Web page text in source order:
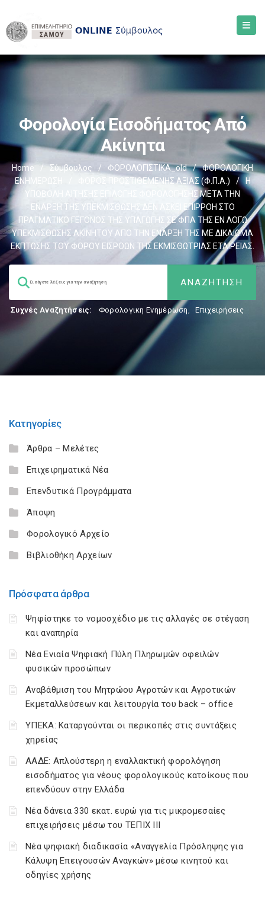
Φορολογία Εισοδήματος Από
Ακίνητα
Home / Σύμβουλος / ΦΟΡΟΛΟΓΙΣΤΙΚΑ_old /
ΦΟΡΟΛΟΓΙΚΗ
ΕΝΗΜΕΡΩΣΗ
ΦΟΡΟΣ ΠΡΟΣΤΙΘΕΜΕΝΗΣ ΑΞΙΑΣ (Φ.Π.Α.) /
Η
ΥΠΟΒΟΛΗ ΑΙΤΗΣΗΣ ΕΠΙΛΟΓΗΣ ΦΟΡΟΛΟΓΗΣΗΣ ΜΕΤΑ ΤΗΝ
ΕΝΑΡΞΗ ΤΗΣ ΥΠΕΚΜΙΣΘΩΣΗΣ ΔΕΝ ΑΣΚΕΙ ΕΠΙΡΡΟΗ ΣΤΟ
ΠΡΑΓΜΑΤΙΚΟ ΓΕΓΟΝΟΣ ΤΗΣ ΥΠΑΓΩΓΗΣ ΣΕ ΦΠΑ ΤΗΣ ΕΝ ΛΟΓΩ
ΥΠΕΚΜΙΣΘΩΣΗΣ ΑΚΙΝΗΤΟΥ ΑΠΟ ΤΗΝ ΕΝΑΡΞΗ ΤΗΣ ΜΕ ΔΙΚΑΙΩΜΑ
ΕΚΠΤΩΣΗΣ ΤΟΥ ΦΟΡΟΥ ΕΙΣΡΟΩΝ ΤΗΣ ΕΚΜΙΣΘΩΤΡΙΑΣ ΕΤΑΙΡΕΙΑΣ.
Συχνές Αναζητήσεις: Φορολογικη Ενημέρωση, Επιχειρήσεις
Κατηγορίες
Άρθρα – Μελέτες
Επιχειρηματικά Νέα
Επενδυτικά Προγράμματα
Άποψη
Φορολογικό Αρχείο
Βιβλιοθήκη Αρχείων
Πρόσφατα άρθρα
Ψηφίστηκε το νομοσχέδιο με τις αλλαγές σε στέγαση
και αναπηρία
Νέα Ενιαία Ψηφιακή Πύλη Πληρωμών οφειλών
φυσικών προσώπων
Αναβάθμιση του Μητρώου Αγροτών και Αγροτικών
Εκμεταλλεύσεων και λειτουργία του back – office
ΥΠΕΚΑ: Καταργούνται οι περικοπές στις συντάξεις
χηρείας
ΑΑΔΕ: Απλούστερη η εναλλακτική φορολόγηση
εισοδήματος για νέους φορολογικούς κατοίκους που
επενδύουν στην Ελλάδα
Νέα δάνεια 330 εκατ. ευρώ για τις μικρομεσαίες
επιχειρήσεις μέσω του ΤΕΠΙΧ ΙΙΙ
Νέα ψηφιακή διαδικασία «Αναγγελία Πρόσληψης για
Κάλυψη Επειγουσών Αναγκών» μέσω κινητού και
οδηγίες χρήσης